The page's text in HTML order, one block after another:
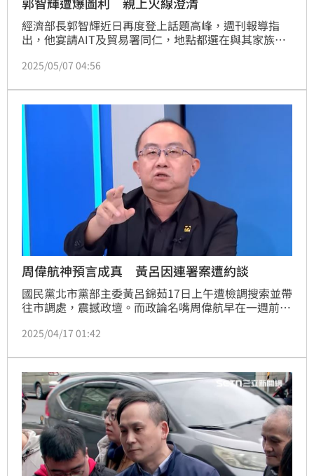
經濟部長郭智輝近日再度登上話題高峰，週刊報導指
出，他宴請AIT及貿易署同仁，地點都選在與其家族企
業。郭智輝今（7日）親上政論節目回應，強調該餐廳
毫無關聯。
2025/05/07 04:56
周偉航神預言成真 黃呂因連署案遭約談
國民黨北市黨部主委黃呂錦茹17日上午遭檢調搜索並帶
往市調處，震撼政壇。而政論名嘴周偉航早在一週前便
應該是差不多的」，如今語成真，被譽為「神預言」。
意識，不知大難臨頭）
2025/04/17 01:42